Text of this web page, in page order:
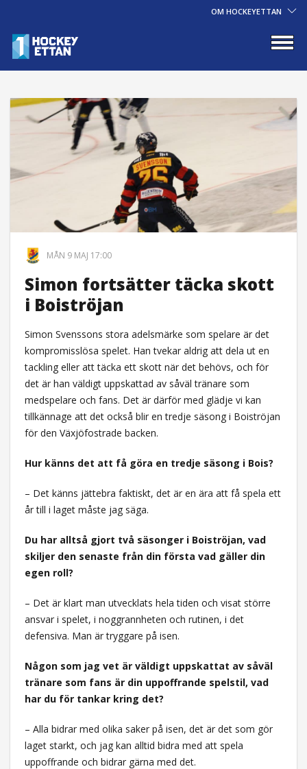
OM HOCKEYETTAN
MÅN 9 MAJ 17:00
Simon fortsätter täcka skott
i Boiströjan
Simon Svenssons stora adelsmärke som spelare är det
kompromisslösa spelet. Han tvekar aldrig att dela ut en
tackling eller att täcka ett skott när det behövs, och för
det är han väldigt uppskattad av såväl tränare som
medspelare och fans. Det är därför med glädje vi kan
tillkännage att det också blir en tredje säsong i Boiströjan
för den Växjöfostrade backen.
Hur känns det att få göra en tredje säsong i Bois?
– Det känns jättebra faktiskt, det är en ära att få spela ett
år till i laget måste jag säga.
Du har alltså gjort två säsonger i Boiströjan, vad
skiljer den senaste från din första vad gäller din
egen roll?
– Det är klart man utvecklats hela tiden och visat större
ansvar i spelet, i noggrannheten och rutinen, i det
defensiva. Man är tryggare på isen.
Någon som jag vet är väldigt uppskattat av såväl
tränare som fans är din uppoffrande spelstil, vad
har du för tankar kring det?
– Alla bidrar med olika saker på isen, det är det som gör
laget starkt, och jag kan alltid bidra med att spela
uppoffrande och bidrar gärna med det.